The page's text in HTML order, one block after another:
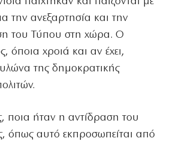
την ανεξαρτησία και την
του Τύπου στη χώρα. Ο
όποια χροιά και αν έχει,
της δημοκρατικής
ποια ήταν η αντίδραση του
όπως αυτό εκπροσωπείται από